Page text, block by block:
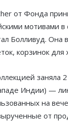
от Фонда
мотивами
Болливуд.
корзинок
заняла
Индии) —
на
от